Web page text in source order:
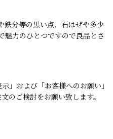
分等の黒い点、石はぜや多少
魅力のひとつですので良品とさ
」および「お客様へのお願い」
のご検討をお願い致します。